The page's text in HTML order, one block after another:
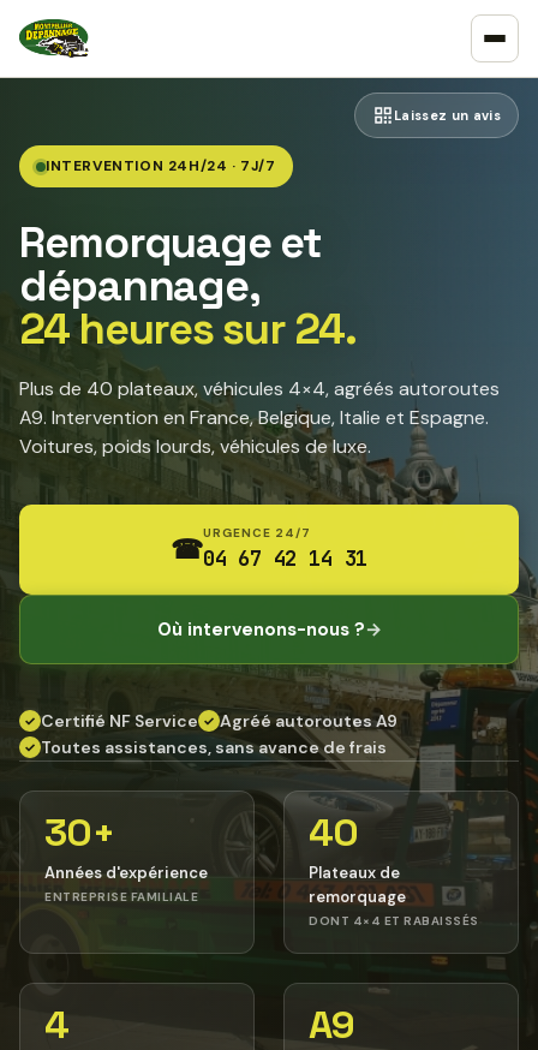
Laissez un avis
INTERVENTION 24H/24 · 7J/7
Remorquage et
dépannage,
24 heures sur 24.
Plus de 40 plateaux, véhicules 4×4, agréés autoroutes
A9. Intervention en France, Belgique, Italie et Espagne.
Voitures, poids lourds, véhicules de luxe.
☎URGENCE 24/7
04 67 42 14 31
Où intervenons-nous ?→
✓ Certifié NF Service ✓ Agréé autoroutes A9
✓ Toutes assistances, sans avance de frais
30+
Années d'expérience
ENTREPRISE FAMILIALE
40
Plateaux de
remorquage
DONT 4×4 ET RABAISSÉS
4 A9